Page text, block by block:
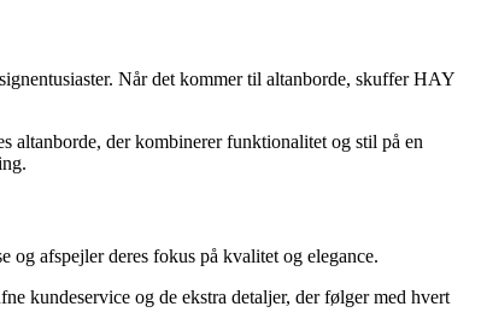
Når det kommer til altanborde, skuffer HAY
altanborde, der kombinerer funktionalitet og stil på en
og afspejler deres fokus på kvalitet og elegance.
kundeservice og de ekstra detaljer, der følger med hvert